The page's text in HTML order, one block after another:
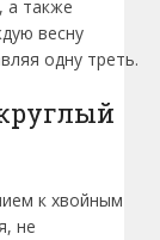
а также
весну
одну треть.
к хвойным
не